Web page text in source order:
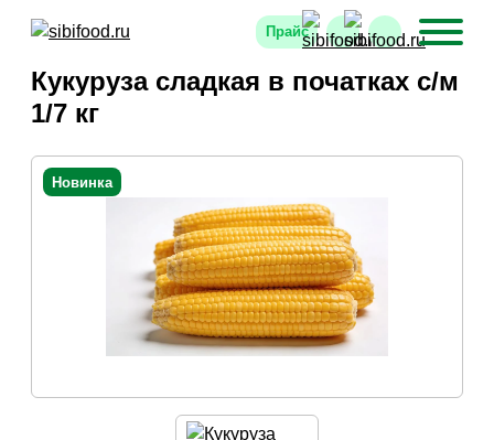
Прайс
Кукуруза сладкая в початках с/м
1/7 кг
Новинка